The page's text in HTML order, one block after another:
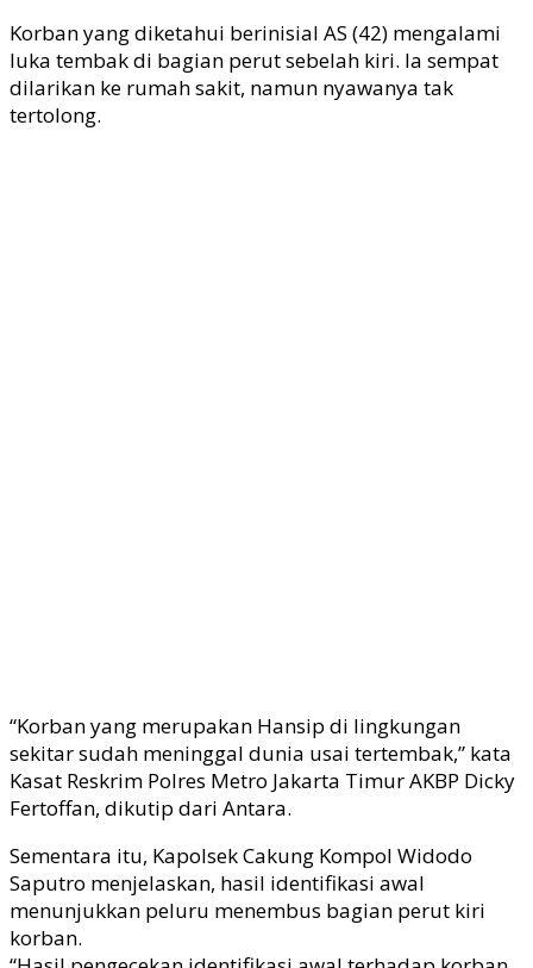
Korban yang diketahui berinisial AS (42) mengalami
luka tembak di bagian perut sebelah kiri. Ia sempat
dilarikan ke rumah sakit, namun nyawanya tak
tertolong.
“Korban yang merupakan Hansip di lingkungan
sekitar sudah meninggal dunia usai tertembak,” kata
Kasat Reskrim Polres Metro Jakarta Timur AKBP Dicky
Fertoffan, dikutip dari Antara.
Sementara itu, Kapolsek Cakung Kompol Widodo
Saputro menjelaskan, hasil identifikasi awal
menunjukkan peluru menembus bagian perut kiri
korban.